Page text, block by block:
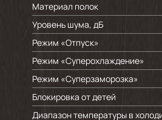
Материал полок
Уровень шума, дБ
Режим «Отпуск»
Режим «Суперохлаждение»
Режим «Суперзаморозка»
Блокировка от детей
Диапазон температуры в